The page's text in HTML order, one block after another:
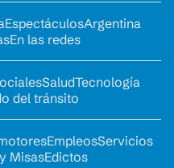
EspectáculosArgentina
En las redes
SaludTecnología
del tránsito
EmpleosServicios
MisasEdictos